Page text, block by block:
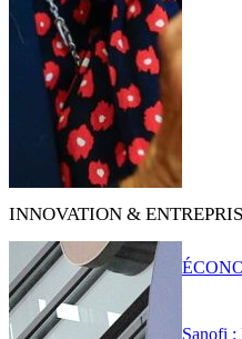
INNOVATION &
Sanofi :